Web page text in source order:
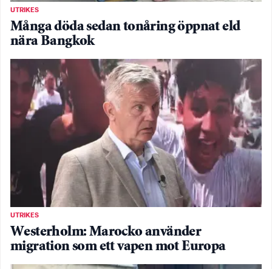
UTRIKES
Många döda sedan tonåring öppnat eld
nära Bangkok
UTRIKES
Westerholm: Marocko använder
migration som ett vapen mot Europa